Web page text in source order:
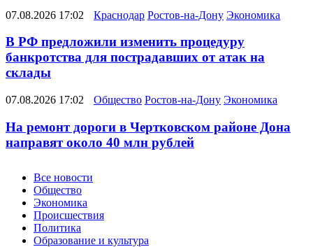
07.08.2026 17:02 Краснодар Ростов-на-Дону Экономика
В РФ предложили изменить процедуру
банкротства для пострадавших от атак на
склады
07.08.2026 17:02 Общество Ростов-на-Дону Экономика
На ремонт дороги в Чертковском районе Дона
направят около 40 млн рублей
Новости
Все новости
Общество
Экономика
Происшествия
Политика
Образование и культура